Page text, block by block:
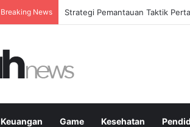
Breaking News Mengapa Laporan Kinerja Politik
Keuangan Game Kesehatan